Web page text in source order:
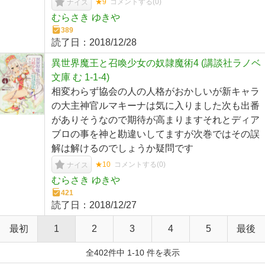
ナイス ★9 コメントする(0)
むらさき ゆきや
389
読了日： 2018/12/28
異世界魔王と召喚少女の奴隷魔術4 (講談社ラノベ
文庫 む 1-1-4)
相変わらず協会の人の人格がおかしいが新キャラ
の大主神官ルマキーナは気に入りました次も出番
がありそうなので期待が高まりますそれとディア
ブロの事を神と勘違いしてますが次巻ではその誤
解は解けるのでしょうか疑問です
ナイス ★10 コメントする(0)
むらさき ゆきや
421
読了日： 2018/12/27
最初 1 2 3 4 5 最後
全402件中 1-10 件を表示